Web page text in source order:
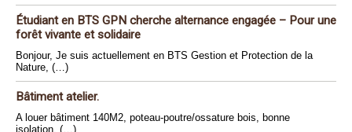
Étudiant en BTS GPN cherche alternance engagée – Pour une
forêt vivante et solidaire
Bonjour, Je suis actuellement en BTS Gestion et Protection de la
Nature, (…)
Bâtiment atelier.
A louer bâtiment 140M2, poteau-poutre/ossature bois, bonne
isolation, (…)